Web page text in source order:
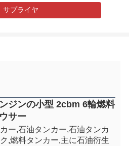
サプライヤ
ジンの小型 2cbm 6輪燃料
サー
ー,石油タンカー,石油タンカ
,燃料タンカー,主に石油衍生